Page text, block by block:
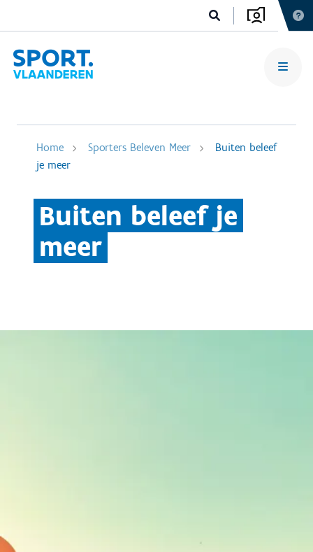
Home Sporters Beleven Meer
Buiten beleef
je meer
Buiten beleef je
meer